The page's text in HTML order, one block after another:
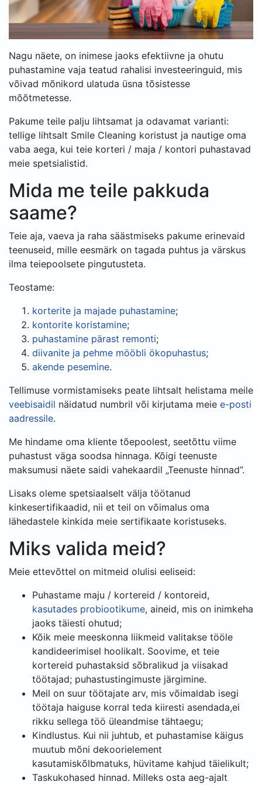
Nagu näete, on inimese jaoks efektiivne ja ohutu
puhastamine vaja teatud rahalisi investeeringuid, mis
võivad mõnikord ulatuda üsna tõsistesse
mõõtmetesse.
Pakume teile palju lihtsamat ja odavamat varianti:
tellige lihtsalt Smile Cleaning koristust ja nautige oma
vaba aega, kui teie korteri / maja / kontori puhastavad
meie spetsialistid.
Mida me teile pakkuda
saame?
Teie aja, vaeva ja raha säästmiseks pakume erinevaid
teenuseid, mille eesmärk on tagada puhtus ja värskus
ilma teiepoolsete pingutusteta.
Teostame:
korterite ja majade puhastamine;
kontorite koristamine;
puhastamine pärast remonti;
diivanite ja pehme mööbli ökopuhastus;
akende pesemine.
Tellimuse vormistamiseks peate lihtsalt helistama meile
veebisaidil näidatud numbril või kirjutama meie e-posti
aadressile.
Me hindame oma kliente tõepoolest, seetõttu viime
puhastust väga soodsa hinnaga. Kõigi teenuste
maksumusi näete saidi vahekaardil „Teenuste hinnad”.
Lisaks oleme spetsiaalselt välja töötanud
kinkesertifikaadid, nii et teil on võimalus oma
lähedastele kinkida meie sertifikaate koristuseks.
Miks valida meid?
Meie ettevõttel on mitmeid olulisi eeliseid:
Puhastame maju / kortereid / kontoreid,
kasutades probiootikume, aineid, mis on inimkeha
jaoks täiesti ohutud;
Kõik meie meeskonna liikmeid valitakse tööle
kandideerimisel hoolikalt. Soovime, et teie
kortereid puhastaksid sõbralikud ja viisakad
töötajad; puhastustingimuste järgimine.
Meil on suur töötajate arv, mis võimaldab isegi
töötaja haiguse korral teda kiiresti asendada,ei
rikku sellega töö üleandmise tähtaegu;
Kindlustus. Kui nii juhtub, et puhastamise käigus
muutub mõni dekoorielement
kasutamiskõlbmatuks, hüvitame kahjud täielikult;
Taskukohased hinnad. Milleks osta aeg-ajalt